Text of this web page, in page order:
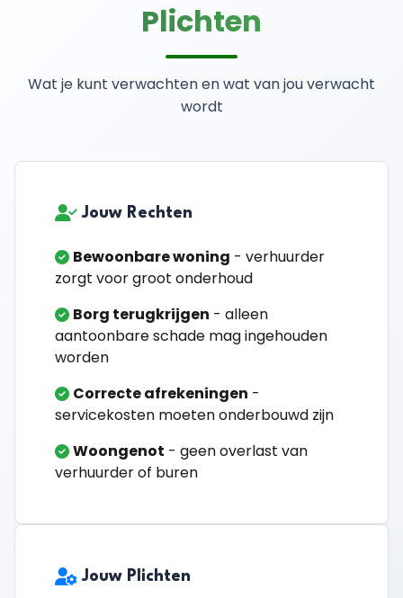
Plichten
Wat je kunt verwachten en wat van jou verwacht
wordt
Jouw Rechten
Bewoonbare woning - verhuurder
zorgt voor groot onderhoud
Borg terugkrijgen - alleen
aantoonbare schade mag ingehouden
worden
Correcte afrekeningen -
servicekosten moeten onderbouwd zijn
Woongenot - geen overlast van
verhuurder of buren
Jouw Plichten